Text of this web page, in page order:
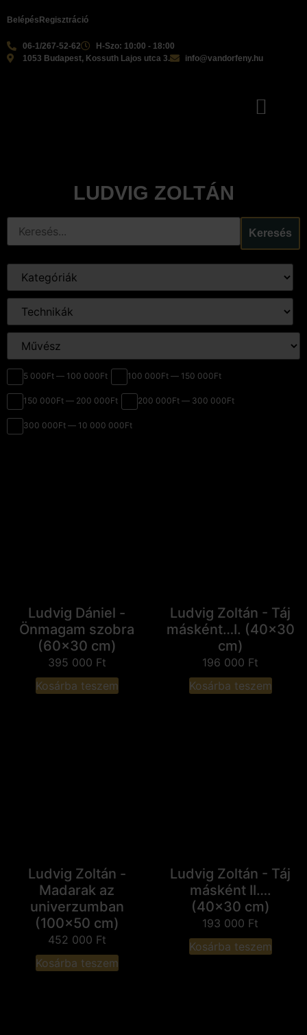
06-1/267-52-62
H-Szo: 10:00 - 18:00
1053 Budapest, Kossuth Lajos utca 3.
info@vandorfeny.hu
Belépés Regisztráció
LUDVIG ZOLTÁN
Keresés
5 000Ft — 100 000Ft 100 000Ft — 150 000Ft
150 000Ft — 200 000Ft 200 000Ft — 300 000Ft
300 000Ft — 10 000 000Ft
Ludvig Dániel -
Önmagam szobra
(60x30 cm)
395 000 Ft
Kosárba teszem
Ludvig Zoltán - Táj
másként…I. (40x30
cm)
196 000 Ft
Kosárba teszem
Ludvig Zoltán -
Madarak az
univerzumban
(100x50 cm)
452 000 Ft
Kosárba teszem
Ludvig Zoltán - Táj
másként II….
(40x30 cm)
193 000 Ft
Kosárba teszem